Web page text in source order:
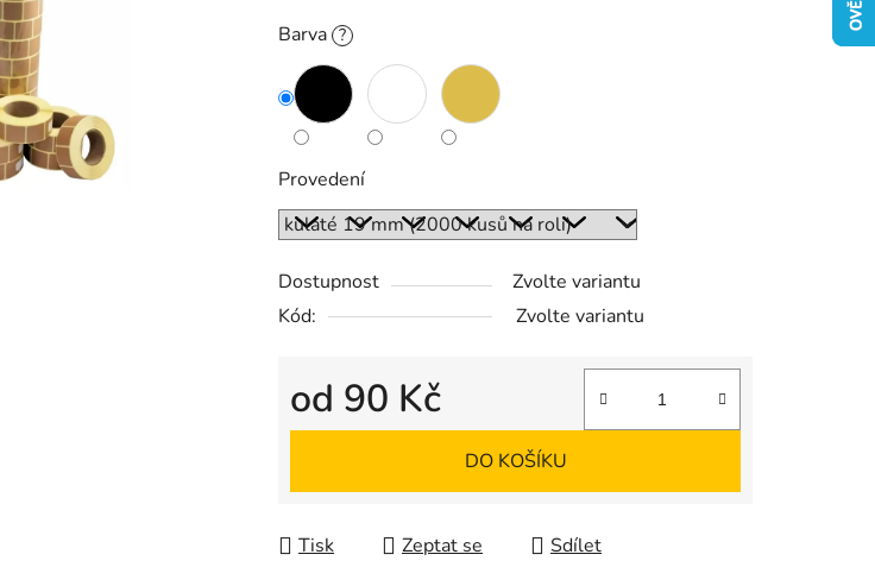
Barva ?
Provedení
Dostupnost
Zvolte variantu
Kód:
Zvolte variantu
od 90 Kč
Měrná cena:
DO KOŠÍKU
Tisk Zeptat se Sdílet